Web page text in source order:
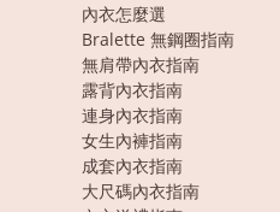
內衣怎麼選
Bralette 無鋼圈指南
無肩帶內衣指南
露背內衣指南
連身內衣指南
女生內褲指南
成套內衣指南
大尺碼內衣指南